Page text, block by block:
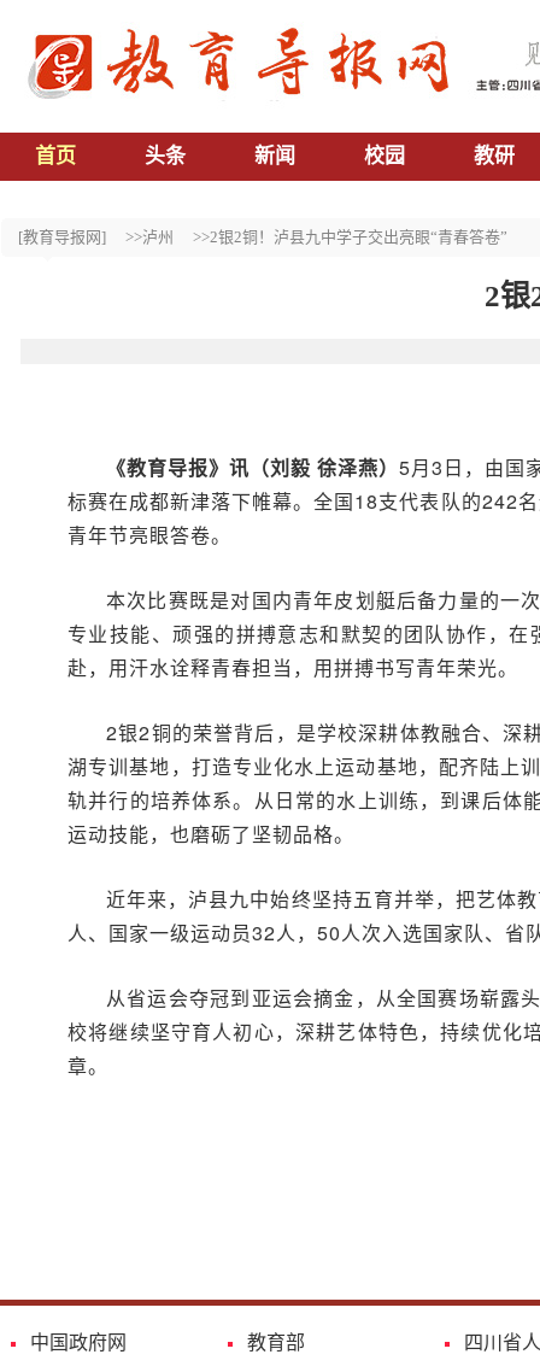
首页 头条 新闻 校园 教研
[教育导报网] >>泸州 >>2银2铜！泸县九中学子交出亮眼“青春答卷”
2银
《教育导报》讯 （刘毅 徐泽燕）5月3日，由国
标赛在成都新津落下帷幕。全国18支代表队的242
青年节亮眼答卷。
本次比赛既是对国内青年皮划艇后备力量的一
专业技能、顽强的拼搏意志和默契的团队协作，
赴，用汗水诠释青春担当，用拼搏书写青年荣光。
2银2铜的荣誉背后，是学校深耕体教融合、深
湖专训基地，打造专业化水上运动基地，配齐陆上
轨并行的培养体系。从日常的水上训练，到课后体
运动技能，也磨砺了坚韧品格。
近年来，泸县九中始终坚持五育并举，把艺体
人、国家一级运动员32人，50人次入选国家队、
从省运会夺冠到亚运会摘金，从全国赛场崭露
校将继续坚守育人初心，深耕艺体特色，持续优化
章。
中国政府网 教育部 四川省